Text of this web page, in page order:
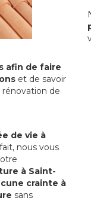
afin de faire
et de savoir
de
de vie à
nous vous
à Saint-
crainte à
sans